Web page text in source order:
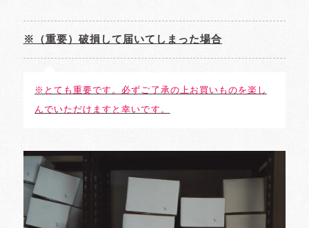
※（重要）破損して届いてしまった場合
※とても重要です。必ずご了承の上お買いものを楽し
んでいただけますと幸いです。